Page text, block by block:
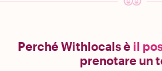
Perché Withlocals è il
prenotare un